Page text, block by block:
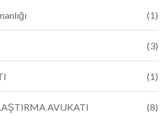
(1)
(3)
(1)
AVUKATI (8)